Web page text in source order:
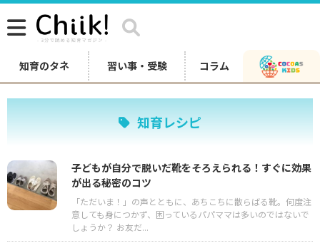
知育のタネ 習い事・受験 コラム
知育レシピ
子どもが自分で脱いだ靴をそろえられる！すぐに効果
が出る秘密のコツ
「ただいま！」の声とともに、あちこちに散らばる靴。何度注
意しても身につかず、困っているパパママは多いのではないで
しょうか？ お友だ...